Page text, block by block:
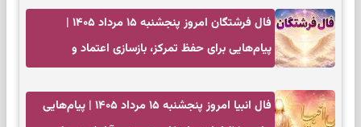
فال فرشتگان امروز پنجشنبه ۱۵ مرداد ۱۴۰۵ |
پیام‌هایی برای حفظ تمرکز، بازسازی اعتماد و
فال انبیا امروز پنجشنبه ۱۵ مرداد ۱۴۰۵ | پیام‌هایی